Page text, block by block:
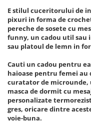
E stilul cuceritorului de
pixuri in forma de
pereche de sosete cu
funny, un cadou util sau
sau platoul de lemn in
Cauti un cadou pentru
haioase pentru femei au
curatator de microunde,
masca de dormit cu
personalizate
gres, oricare dintre
voie-buna.